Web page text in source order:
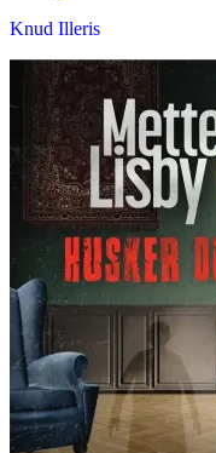
Knud Illeris